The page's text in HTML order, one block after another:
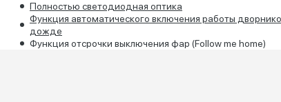
Полностью светодиодная оптика
Функция автоматического включения работы
дожде
Функция отсрочки выключения фар (Follow me home)